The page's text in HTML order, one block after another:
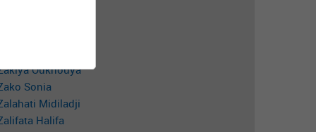
Oukhouya
Sonia
Midiladji
Halifa